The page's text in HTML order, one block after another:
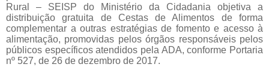
Rural – SEISP do Ministério da Cidadania objetiva a
distribuição gratuita de Cestas de Alimentos de forma
complementar a outras estratégias de fomento e acesso à
alimentação, promovidas pelos órgãos responsáveis pelos
públicos específicos atendidos pela ADA, conforme Portaria
nº 527, de 26 de dezembro de 2017.